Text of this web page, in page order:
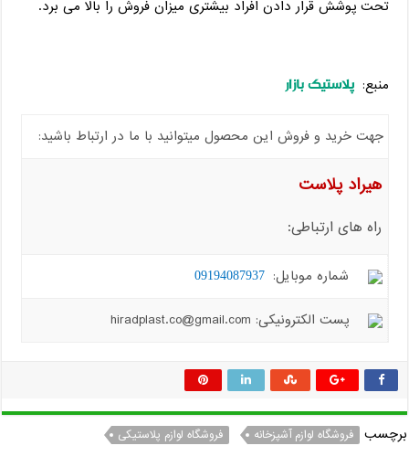
تحت پوشش قرار دادن افراد بیشتری میزان فروش را بالا می برد.
منبع: پلاستیک بازار
جهت خرید و فروش این محصول میتوانید با ما در ارتباط باشید:
هیراد پلاست
راه های ارتباطی:
شماره موبایل: 09194087937
پست الکترونیکی: hiradplast.co@gmail.com
برچسب فروشگاه لوازم آشپزخانه فروشگاه لوازم پلاستیکی